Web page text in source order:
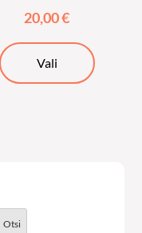
20,00€
Vali
tootel
Otsi